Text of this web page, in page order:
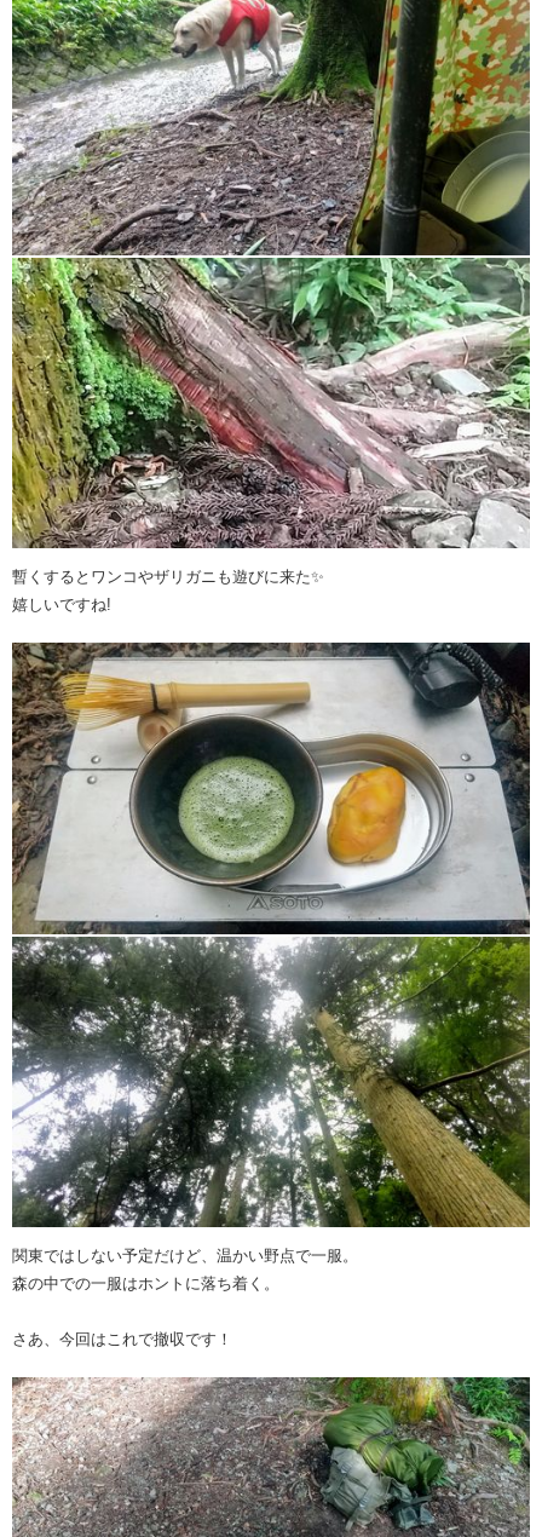
暫くするとワンコやザリガニも遊びに来た✨
嬉しいですね!
関東ではしない予定だけど、温かい野点で一服。
森の中での一服はホントに落ち着く。
さあ、今回はこれで撤収です！